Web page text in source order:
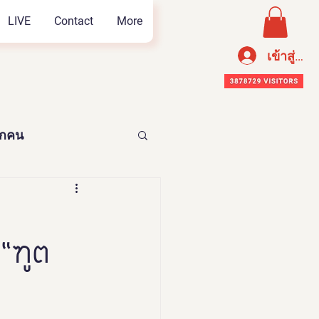
LIVE Contact More
เข้าสู่ระ
คน
อาหารเพือสุขภาพ
Thailand 2023
ฑูต